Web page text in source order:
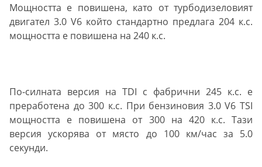
Мощността е повишена, като от турбодизеловият
двигател 3.0 V6 който стандартно предлага 204 к.с.
мощността е повишена на 240 к.с.
По-силната версия на TDI с фабрични 245 к.с. е
преработена до 300 к.с. При бензиновия 3.0 V6 TSI
мощността е повишена от 300 на 420 к.с. Тази
версия ускорява от място до 100 км/час за 5.0
секунди.